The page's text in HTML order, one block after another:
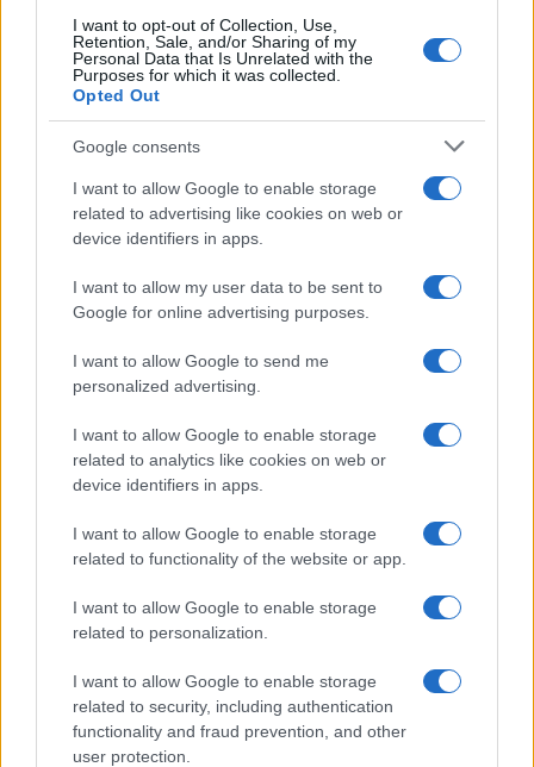
I want to opt-out of Collection, Use,
Retention, Sale, and/or Sharing of my
Personal Data that Is Unrelated with the
Purposes for which it was collected.
Opted Out
Google consents
I want to allow Google to enable storage
related to advertising like cookies on web or
device identifiers in apps.
I want to allow my user data to be sent to
Google for online advertising purposes.
I want to allow Google to send me
personalized advertising.
I want to allow Google to enable storage
related to analytics like cookies on web or
device identifiers in apps.
I want to allow Google to enable storage
related to functionality of the website or app.
I want to allow Google to enable storage
related to personalization.
I want to allow Google to enable storage
related to security, including authentication
functionality and fraud prevention, and other
user protection.
News Hub UK
Lgbtq News
Olanda
Investeren 24
NL Newz